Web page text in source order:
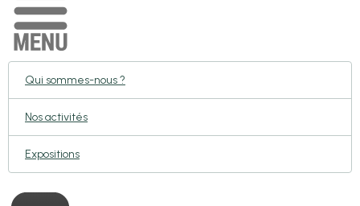
Qui sommes-nous ?
Nos activités
Expositions